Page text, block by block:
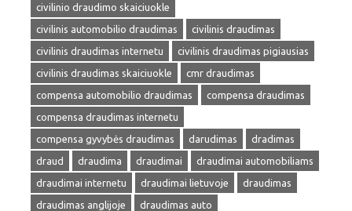
civilinio draudimo skaiciuokle
civilinis automobilio draudimas
civilinis draudimas
civilinis draudimas internetu
civilinis draudimas pigiausias
civilinis draudimas skaiciuokle
cmr draudimas
compensa automobilio draudimas
compensa draudimas
compensa draudimas internetu
compensa gyvybės draudimas
darudimas
dradimas
draud
draudima draudimai
draudimai automobiliams
draudimai internetu
draudimai lietuvoje
draudimas
draudimas anglijoje
draudimas auto